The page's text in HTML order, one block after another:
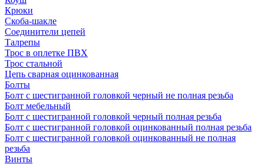
Крюки
Скоба-шакле
Соединители цепей
Талрепы
Трос в оплетке ПВХ
Трос стальной
Цепь сварная оцинкованная
Болты
Болт с шестигранной головкой черный не полная резьба
Болт мебельный
Болт с шестигранной головкой черный полная резьба
Болт с шестигранной головкой оцинкованный полная резьба
Болт с шестигранной головкой оцинкованный не полная
резьба
Винты